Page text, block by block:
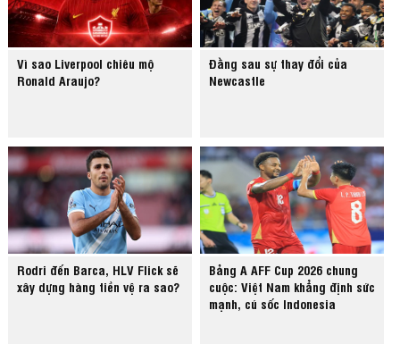
Vì sao Liverpool chiêu mộ
Ronald Araujo?
Đằng sau sự thay đổi của
Newcastle
Rodri đến Barca, HLV Flick sẽ
xây dựng hàng tiền vệ ra sao?
Bảng A AFF Cup 2026 chung
cuộc: Việt Nam khẳng định sức
mạnh, cú sốc Indonesia